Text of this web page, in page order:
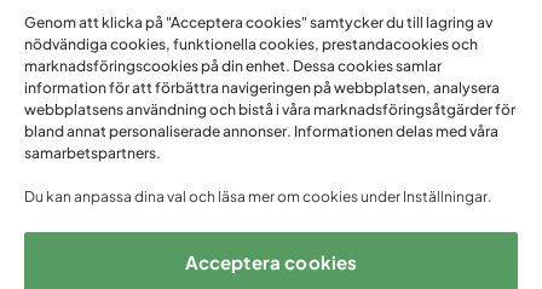
Vi finns i flera länder
Genom att klicka på "Acceptera cookies" samtycker du till lagring av
nödvändiga cookies, funktionella cookies, prestandacookies och
marknadsföringscookies på din enhet. Dessa cookies samlar
information för att förbättra navigeringen på webbplatsen, analysera
webbplatsens användning och bistå i våra marknadsföringsåtgärder för
bland annat personaliserade annonser. Informationen delas med våra
samarbetspartners.
Du kan anpassa dina val och läsa mer om cookies under Inställningar.
Acceptera cookies